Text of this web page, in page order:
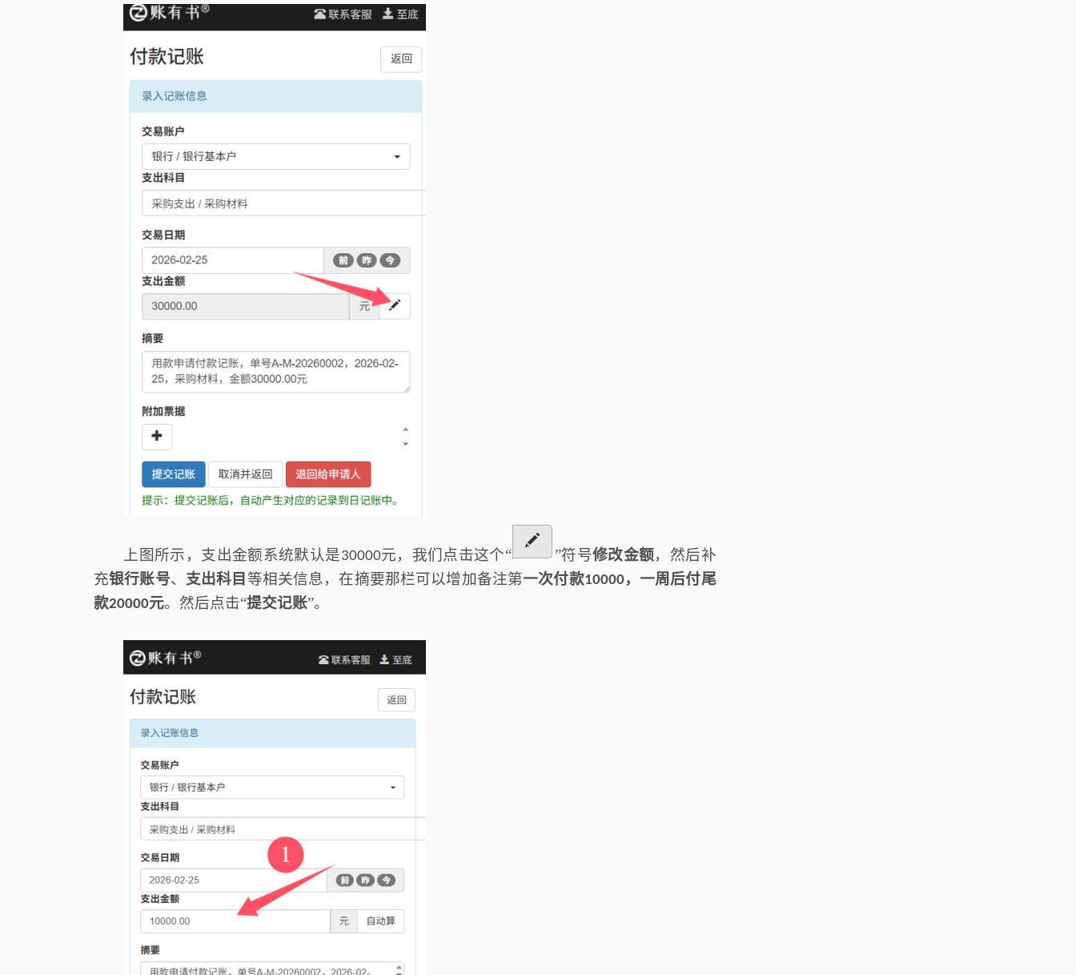
上图所示， 支出金额系统默认是30000元，我们点击这个“ ”符号修改金额，然后补
充银行账号、 支出科目 等相关信息， 在摘要那栏可以增加备注第一次付款10000，一周后付尾
款20000元。 然后点击“提交记账”。